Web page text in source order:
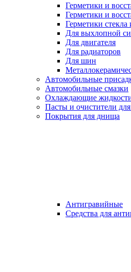
Герметики и
Герметики и
Герметики стекла
Для выхлопной
Для двигателя
Для радиаторов
Для шин
Автомобильные
Автомобильные смазки
Охлаждающие
Пасты и очистители
Покрытия для днища
Антигравийные
Средства для